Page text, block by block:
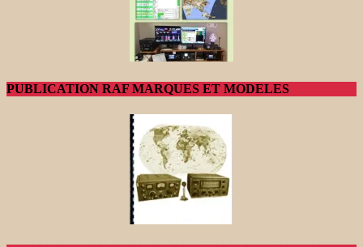
PUBLICATION RAF MARQUES ET MODELES